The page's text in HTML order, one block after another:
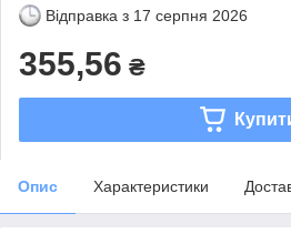
Відправка з 17 серпня 2026
355,56 ₴
Опис Характеристики